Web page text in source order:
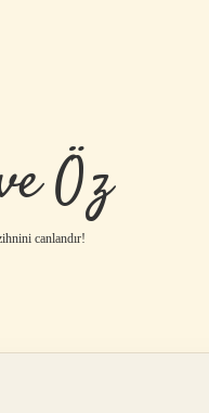
Öz
canlandır!